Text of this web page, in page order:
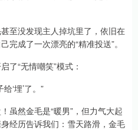
至没发现主人掉坑里了，依旧在
完成了一次漂亮的“精准投送”。
了“无情嘲笑”模式：
‘埋’了。”
虽然金毛是“暖男”，但力气大起
经历告诉我们：雪天路滑，金毛